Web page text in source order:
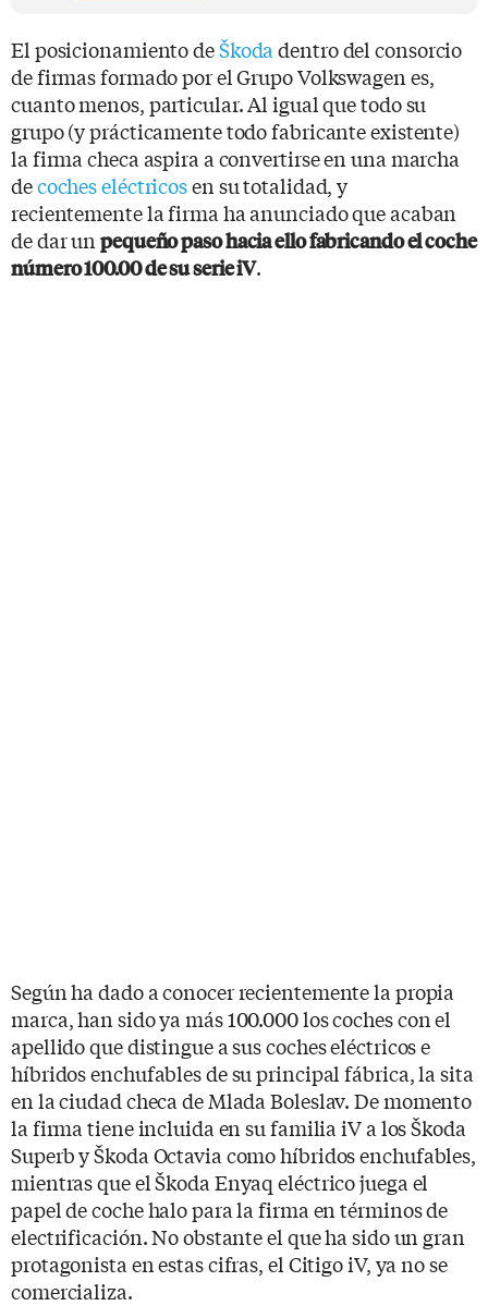
El posicionamiento deŠkoda dentro del consorcio
de firmas formado por el Grupo Volkswagen es,
cuanto menos, particular. Al igual que todo su
grupo (y prácticamente todo fabricante existente)
la firma checa aspira a convertirse en una marcha
decoches eléctricosen su totalidad, y
recientemente la firma ha anunciado que acaban
de dar unpequeño paso hacia ello fabricando el coche
número 100.00 de su serie iV.
Según ha dado a conocer recientemente la propia
marca, han sido ya más 100.000 los coches con el
apellido que distingue a sus coches eléctricos e
híbridos enchufables de su principal fábrica, la sita
en la ciudad checa de Mlada Boleslav. De momento
la firma tiene incluida en su familia iV a los Škoda
Superb y Škoda Octavia como híbridos enchufables,
mientras que el Škoda Enyaq eléctrico juega el
papel de coche halo para la firma en términos de
electrificación. No obstante el que ha sido un gran
protagonista en estas cifras, el Citigo iV, ya no se
comercializa.